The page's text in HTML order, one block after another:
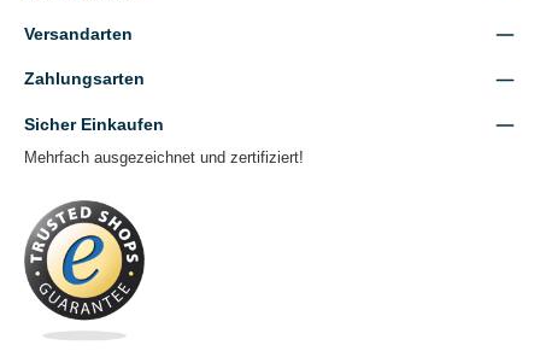
Versandarten
Zahlungsarten
Sicher Einkaufen
Mehrfach ausgezeichnet und zertifiziert!